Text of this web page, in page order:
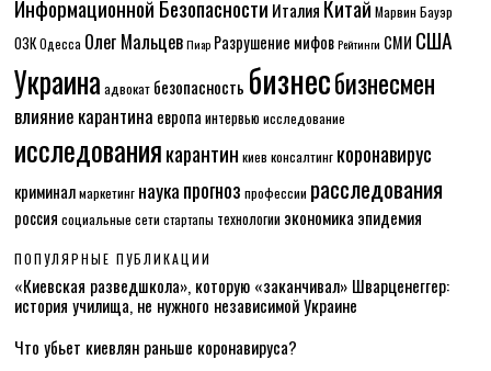
Информационной Безопасности Италия Китай Марвин Бауэр
ОЗК Одесса Олег Мальцев Пиар Разрушение мифов Рейтинги СМИ США
Украина адвокат безопасность бизнесбизнесмен
влияние карантина европа интервьюисследование
исследованиякарантин киев консалтинг коронавирус
криминалмаркетинг наукапрогноз профессии расследования
россия социальные сети стартапы технологии экономика эпидемия
ПОПУЛЯРНЫЕ ПУБЛИКАЦИИ
«Киевская разведшкола», которую «заканчивал» Шварценеггер:
история училища, не нужного независимой Украине
Что убьет киевлян раньше коронавируса?